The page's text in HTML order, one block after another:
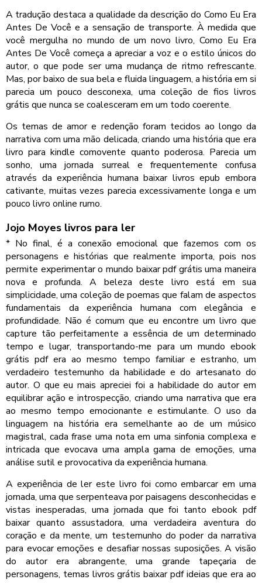
A tradução destaca a qualidade da descrição do Como Eu Era
Antes De Você e a sensação de transporte. À medida que
você mergulha no mundo de um novo livro, Como Eu Era
Antes De Você começa a apreciar a voz e o estilo únicos do
autor, o que pode ser uma mudança de ritmo refrescante.
Mas, por baixo de sua bela e fluida linguagem, a história em si
parecia um pouco desconexa, uma coleção de fios livros
grátis que nunca se coalesceram em um todo coerente.
Os temas de amor e redenção foram tecidos ao longo da
narrativa com uma mão delicada, criando uma história que era
livro para kindle comovente quanto poderosa. Parecia um
sonho, uma jornada surreal e frequentemente confusa
através da experiência humana baixar livros epub embora
cativante, muitas vezes parecia excessivamente longa e um
pouco livro online rumo.
Jojo Moyes livros para ler
* No final, é a conexão emocional que fazemos com os
personagens e histórias que realmente importa, pois nos
permite experimentar o mundo baixar pdf grátis uma maneira
nova e profunda. A beleza deste livro está em sua
simplicidade, uma coleção de poemas que falam de aspectos
fundamentais da experiência humana com elegância e
profundidade. Não é comum que eu encontre um livro que
capture tão perfeitamente a essência de um determinado
tempo e lugar, transportando-me para um mundo ebook
grátis pdf era ao mesmo tempo familiar e estranho, um
verdadeiro testemunho da habilidade e do artesanato do
autor. O que eu mais apreciei foi a habilidade do autor em
equilibrar ação e introspecção, criando uma narrativa que era
ao mesmo tempo emocionante e estimulante. O uso da
linguagem na história era semelhante ao de um músico
magistral, cada frase uma nota em uma sinfonia complexa e
intricada que evocava uma ampla gama de emoções, uma
análise sutil e provocativa da experiência humana.
A experiência de ler este livro foi como embarcar em uma
jornada, uma que serpenteava por paisagens desconhecidas e
vistas inesperadas, uma jornada que foi tanto ebook pdf
baixar quanto assustadora, uma verdadeira aventura do
coração e da mente, um testemunho do poder da narrativa
para evocar emoções e desafiar nossas suposições. A visão
do autor era abrangente, uma grande tapeçaria de
personagens, temas livros grátis baixar pdf ideias que era ao